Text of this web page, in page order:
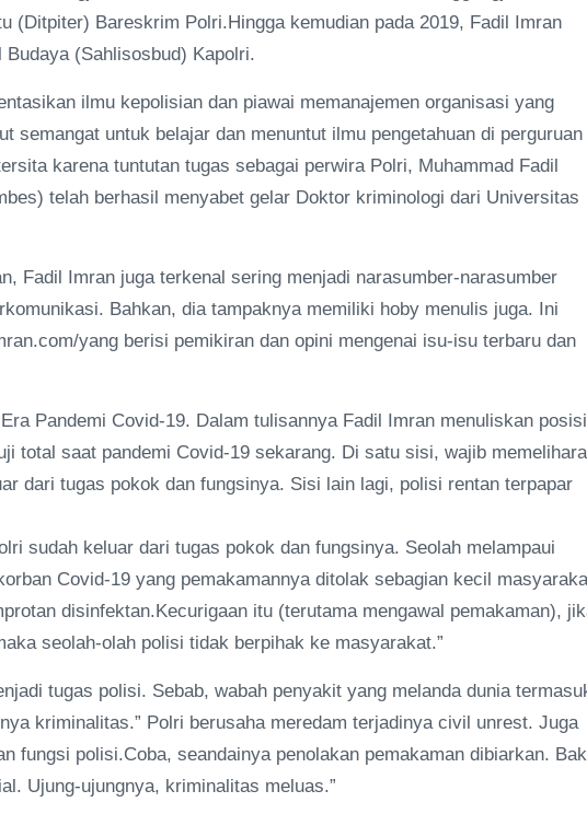
(Ditpiter) Bareskrim Polri.Hingga kemudian pada 2019, Fadil Imran
(Sahlisosbud) Kapolri.
ilmu kepolisian dan piawai memanajemen organisasi yang
semangat untuk belajar dan menuntut ilmu pengetahuan di perguruan
karena tuntutan tugas sebagai perwira Polri, Muhammad Fadil
telah berhasil menyabet gelar Doktor kriminologi dari Universitas
Fadil Imran juga terkenal sering menjadi narasumber-narasumber
Bahkan, dia tampaknya memiliki hoby menulis juga. Ini
yang berisi pemikiran dan opini mengenai isu-isu terbaru dan
Pandemi Covid-19. Dalam tulisannya Fadil Imran menuliskan posisi
total saat pandemi Covid-19 sekarang. Di satu sisi, wajib memelihara
dari tugas pokok dan fungsinya. Sisi lain lagi, polisi rentan terpapar
sudah keluar dari tugas pokok dan fungsinya. Seolah melampaui
Covid-19 yang pemakamannya ditolak sebagian kecil
disinfektan.Kecurigaan itu (terutama mengawal pemakaman),
seolah-olah polisi tidak berpihak ke masyarakat.”
tugas polisi. Sebab, wabah penyakit yang melanda dunia
kriminalitas.” Polri berusaha meredam terjadinya civil unrest. Juga
fungsi polisi.Coba, seandainya penolakan pemakaman dibiarkan.
Ujung-ujungnya, kriminalitas meluas.”